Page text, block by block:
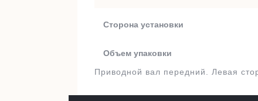
Сторона установки
Объем упаковки
Приводной вал передний. Левая